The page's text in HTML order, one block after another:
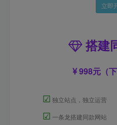
立即
搭建
998元（下
☑ 独立站点，独立运营
☑ 一条龙搭建同款网站